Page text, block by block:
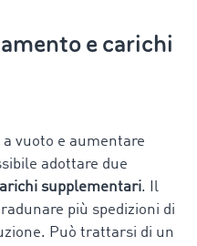
e carichi
vuoto e aumentare
adottare due
supplementari. Il
più spedizioni di
Può trattarsi di un